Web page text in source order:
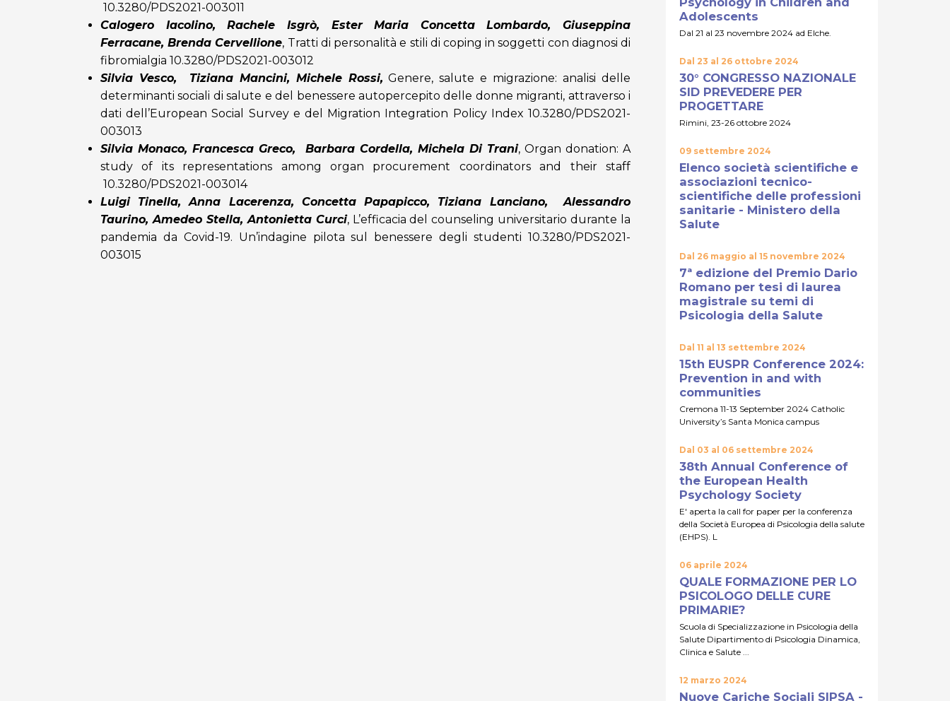
10.3280/PDS2021-003011
Calogero Iacolino, Rachele Isgrò, Ester Maria Concetta Lombardo, Giuseppina
Ferracane, Brenda Cervellione, Tratti di personalità e stili di coping in soggetti con diagnosi di
fibromialgia 10.3280/PDS2021-003012
Silvia Vesco, Tiziana Mancini, Michele Rossi, Genere, salute e migrazione: analisi delle
determinanti sociali di salute e del benessere autopercepito delle donne migranti, attraverso i
dati dell’European Social Survey e del Migration Integration Policy Index 10.3280/PDS2021-
003013
Silvia Monaco, Francesca Greco, Barbara Cordella, Michela Di Trani, Organ donation: A
study of its representations among organ procurement coordinators and their staff
10.3280/PDS2021-003014
Luigi Tinella, Anna Lacerenza, Concetta Papapicco, Tiziana Lanciano, Alessandro
Taurino, Amedeo Stella, Antonietta Curci, L’efficacia del counseling universitario durante la
pandemia da Covid-19. Un’indagine pilota sul benessere degli studenti 10.3280/PDS2021-
003015
Adolescents
Dal 21 al 23 novembre 2024 ad Elche.
Dal 23 al 26 ottobre 2024
30° CONGRESSO NAZIONALE
SID PREVEDERE PER
PROGETTARE
Rimini, 23-26 ottobre 2024
09 settembre 2024
Elenco società scientifiche e
associazioni tecnico-
scientifiche delle professioni
sanitarie - Ministero della
Salute
Dal 26 maggio al 15 novembre 2024
7ª edizione del Premio Dario
Romano per tesi di laurea
magistrale su temi di
Psicologia della Salute
Dal 11 al 13 settembre 2024
15th EUSPR Conference 2024:
Prevention in and with
communities
Cremona 11-13 September 2024 Catholic
University’s Santa Monica campus
Dal 03 al 06 settembre 2024
38th Annual Conference of
the European Health
Psychology Society
E' aperta la call for paper per la conferenza
della Società Europea di Psicologia della salute
(EHPS). L
06 aprile 2024
QUALE FORMAZIONE PER LO
PSICOLOGO DELLE CURE
PRIMARIE?
Scuola di Specializzazione in Psicologia della
Salute Dipartimento di Psicologia Dinamica,
Clinica e Salute ...
12 marzo 2024
Nuove Cariche Sociali SIPSA -